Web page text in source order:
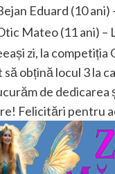
Eduard (10
Mateo (11 ani) –
zi, la competiția
să obțină locul 3 la
de
Felicitări pentru